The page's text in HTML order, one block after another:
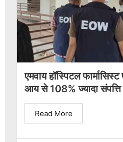
एमवाय हॉस्पिटल
आय से 108% ज्यादा संपत्ति
Read More